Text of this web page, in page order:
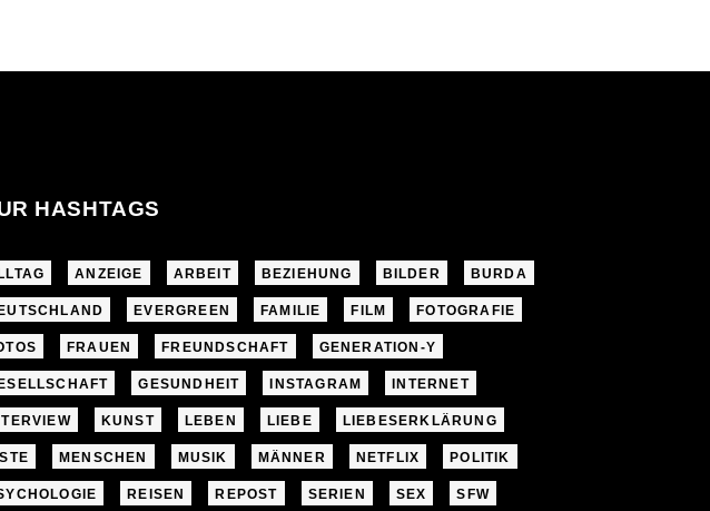
HASHTAGS
ANZEIGE ARBEIT BEZIEHUNG BILDER BURDA
EVERGREEN FAMILIE FILM FOTOGRAFIE
FRAUEN FREUNDSCHAFT GENERATION-Y
GESUNDHEIT INSTAGRAM INTERNET
KUNST LEBEN LIEBE LIEBESERKLÄRUNG
MENSCHEN MUSIK MÄNNER NETFLIX POLITIK
REISEN REPOST SERIEN SEX SFW